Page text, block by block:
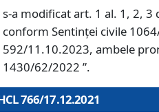
s-a modificat art. 1 al. 1, 2, 3
conform Sentinței civile
592/11.10.2023, ambele
1430/62/2022 ”.
766/17.12.2021